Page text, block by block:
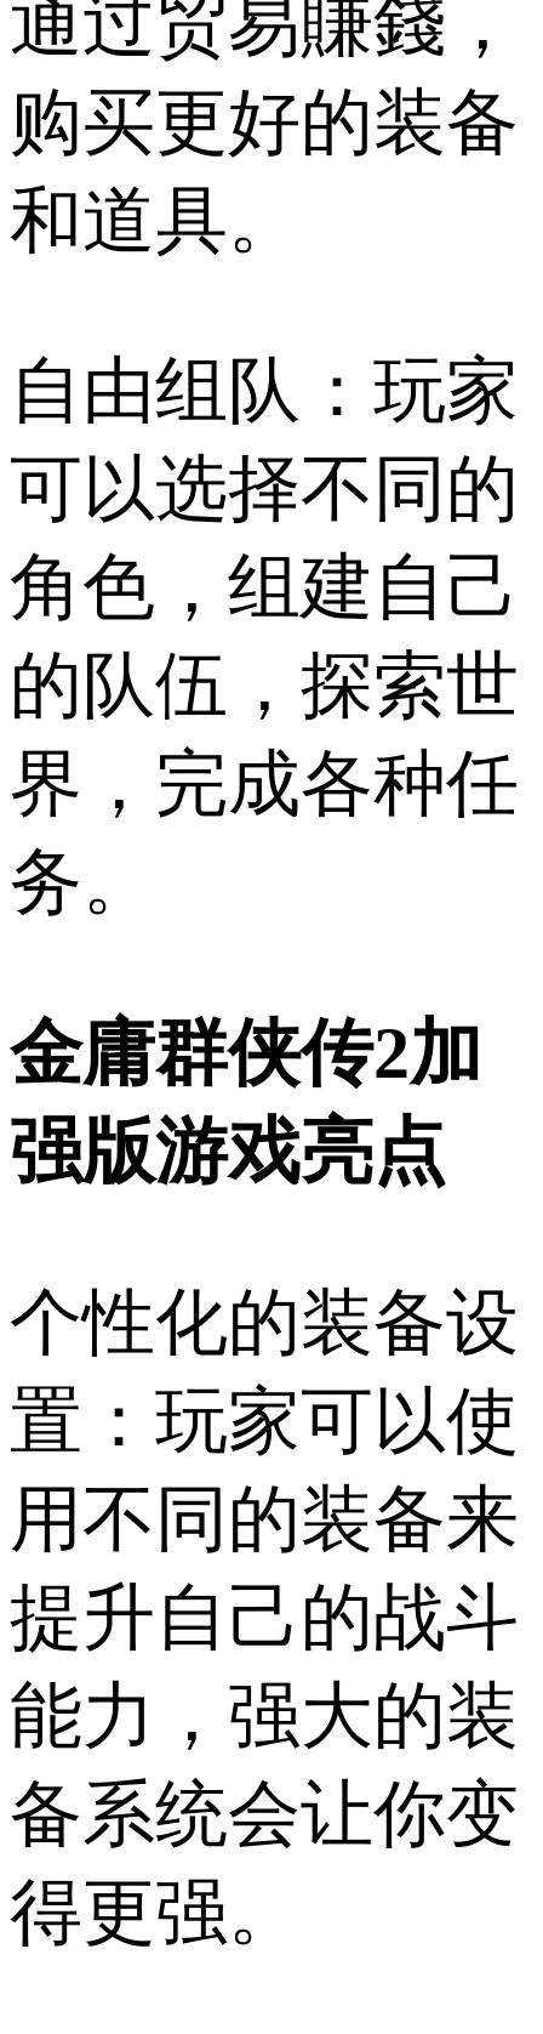
通过贸易賺錢，
购买更好的装备
和道具。
自由组队：玩家
可以选择不同的
角色，组建自己
的队伍，探索世
界，完成各种任
务。
金庸群侠传2加
强版游戏亮点
个性化的装备设
置：玩家可以使
用不同的装备来
提升自己的战斗
能力，强大的装
备系统会让你变
得更强。